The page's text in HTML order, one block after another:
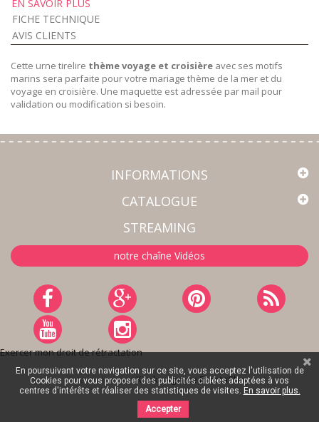
EN SAVOIR PLUS
FICHE TECHNIQUE
AVIS CLIENTS
Cette urne tirelire thème voyage et croisière avec ses motifs
marins sera parfaite pour votre mariage thème de la mer et du
voyage en croisière. Une maquette est adressée par mail pour
validation ou modification si besoin.
INFORMATIONS
CATALOGUE
STREAMING
notre chaîne Vidéos
Exercer mon droit de rétractation
Site réalisé parKiwik - Agence PrestaShop
En poursuivant votre navigation sur ce site, vous acceptez l'utilisation de
Cookies pour vous proposer des publicités ciblées adaptées à vos
centres d'intérêts et réaliser des statistiques de visites. En savoir plus.
Accepter